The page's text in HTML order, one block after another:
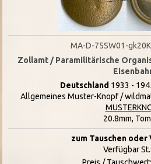
MA-D-75SW01-
Zollamt / Paramilitärische
Deutschland 1933 -
Allgemeines Muster-Knopf /
20.8mm,
zum Tauschen oder
Verfügbar St.: